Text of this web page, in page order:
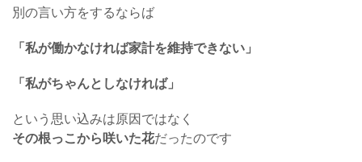
別の言い方をするならば
「私が働かなければ家計を維持できない」
「私がちゃんとしなければ」
という思い込みは原因ではなく
その根っこから咲いた花だったのです